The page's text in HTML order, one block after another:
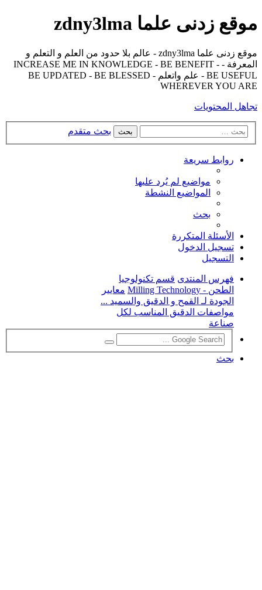
موقع زدنى علما zdny3lma
موقع زدنى علما zdny3lma - عالم بلا حدود من العلم و التعلم و
المعرفة - INCREASE ME IN KNOWLEDGE - BE BENEFIT -
BE USEFUL - علم واتعلم - BE UPDATED - BE BLESSED
WHEREVER YOU ARE
تجاهل المحتويات
بحث بحث متقدم
روابط سريعة
مواضيع لم يُرد عليها
المواضيع النشطة
بحث
الأسئلة المتكررة
تسجيل الدخول
التسجيل
فهرس المنتدى قسم تكنولوجيا
الطحن - Milling Technology
معايير
الجودة لـ القمح و الدقيق والسميد ...
مواصفات الدقيق المناسب لكل
صناعة
بحث